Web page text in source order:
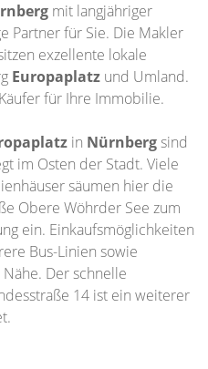
mit langjähriger
Partner für Sie. Die Makler
exzellente lokale
Europaplatz und Umland.
für Ihre Immobilie.
in Nürnbergsind
im Osten der Stadt. Viele
säumen hier die
Obere Wöhrder See zum
ein. Einkaufsmöglichkeiten
Bus-Linien sowie
Der schnelle
14 ist ein weiterer